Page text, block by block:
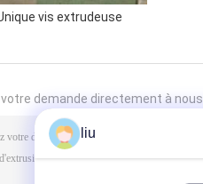
vis extrudeuse
votre demande directement à nous
liu